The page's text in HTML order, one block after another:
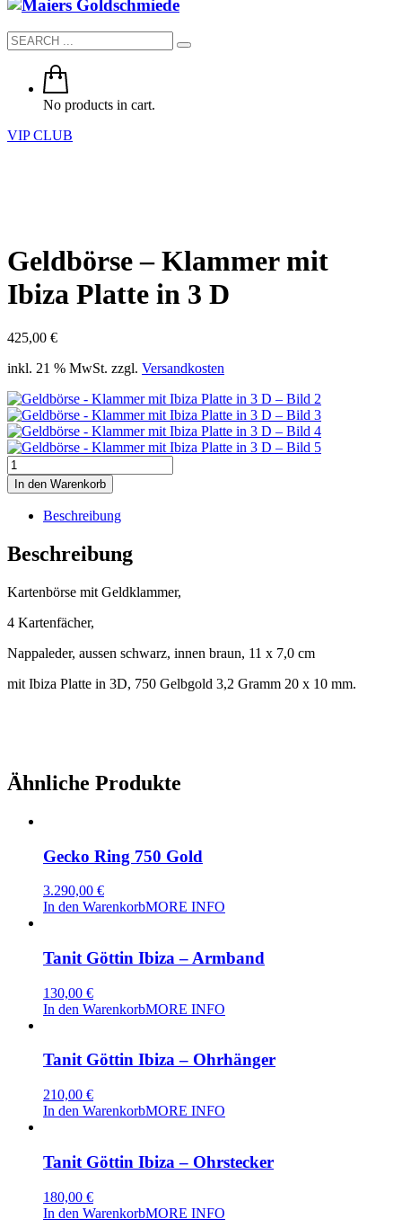
No products in cart.
VIP CLUB
Geldbörse – Klammer mit
Ibiza Platte in 3 D
425,00 €
inkl. 21 % MwSt. zzgl. Versandkosten
Geldbörse
-
Klammer
Platte
in
D
In den Warenkorb
Beschreibung
Beschreibung
Kartenbörse mit Geldklammer,
4 Kartenfächer,
Nappaleder, aussen schwarz, innen braun, 11 x 7,0 cm
mit Ibiza Platte in 3D, 750 Gelbgold 3,2 Gramm 20 x 10 mm.
Ähnliche Produkte
Gecko Ring 750 Gold
3.290,00 €
In den WarenkorbMORE INFO
Tanit Göttin Ibiza – Armband
130,00 €
In den WarenkorbMORE INFO
Tanit Göttin Ibiza – Ohrhänger
210,00 €
In den WarenkorbMORE INFO
Tanit Göttin Ibiza – Ohrstecker
180,00 €
In den WarenkorbMORE INFO